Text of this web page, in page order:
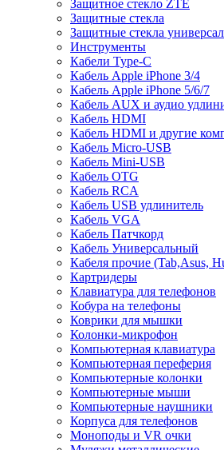
Защитное стекло ZTE
Защитные стекла
Защитные стекла
Инструменты
Кабели Type-C
Кабель Apple iPhone 3/4
Кабель Apple iPhone 5/6/7
Кабель AUX и аудио
Кабель HDMI
Кабель HDMI и другие
Кабель Micro-USB
Кабель Mini-USB
Кабель OTG
Кабель RCA
Кабель USB удлинитель
Кабель VGA
Кабель Патчкорд
Кабель Универсальный
Кабеля прочие (Tab,Asus,
Картридеры
Клавиатура для телефонов
Кобура на телефоны
Коврики для мышки
Колонки-микрофон
Компьютерная клавиатура
Компьютерная переферия
Компьютерные колонки
Компьютерные мыши
Компьютерные наушники
Корпуса для телефонов
Моноподы и VR очки